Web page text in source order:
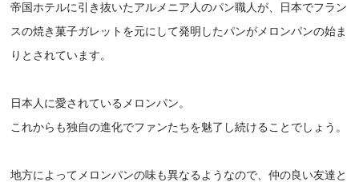
帝国ホテルに引き抜いたアルメニア人のパン職人が、日本でフラン
スの焼き菓子ガレットを元にして発明したパンがメロンパンの始ま
りとされています。
日本人に愛されているメロンパン。
これからも独自の進化でファンたちを魅了し続けることでしょう。
地方によってメロンパンの味も異なるようなので、仲の良い友達と